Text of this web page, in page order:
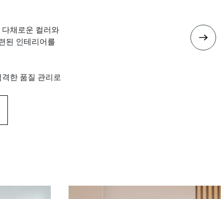
채로운 컬러와
된 인테리어를
한 품질 관리로